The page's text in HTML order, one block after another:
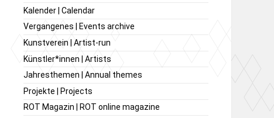
Kalender | Calendar
Vergangenes | Events archive
Kunstverein | Artist-run
Künstler*innen | Artists
Jahresthemen | Annual themes
Projekte | Projects
ROT Magazin | ROT online magazine